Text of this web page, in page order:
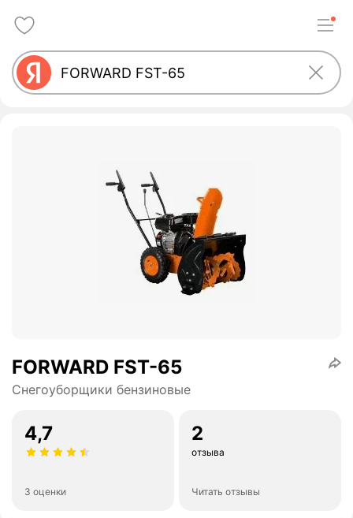
FORWARD FST-65
Снегоуборщики бензиновые
4,7
3 оценки
2
отзыва
Читать отзывы